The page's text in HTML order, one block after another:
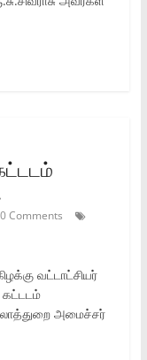
0 Comments
வட்டாட்சியர்‌
கட்டடம்‌
அமைச்சர்‌